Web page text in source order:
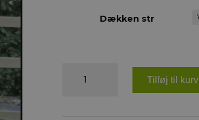
Dækken str
horses
Tilføj til kurv